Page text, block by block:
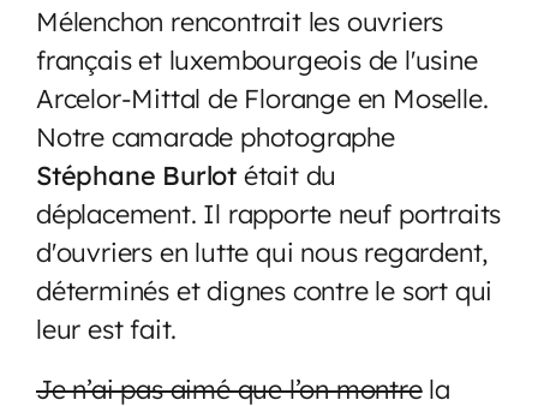
Mélenchon rencontrait les ouvriers
français et luxembourgeois de l'usine
Arcelor-Mittal de Florange en Moselle.
Notre camarade photographe
Stéphane Burlot était du
déplacement. Il rapporte neuf portraits
d'ouvriers en lutte qui nous regardent,
déterminés et dignes contre le sort qui
leur est fait.
Je n’ai pas aimé que l’on montrela